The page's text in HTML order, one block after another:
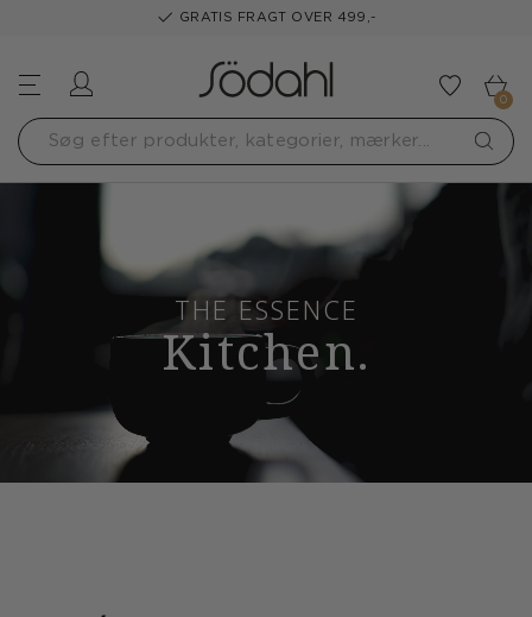
GRATIS FRAGT OVER 499,-
Tilføj
0
THE ESSENCE
Kitchen.